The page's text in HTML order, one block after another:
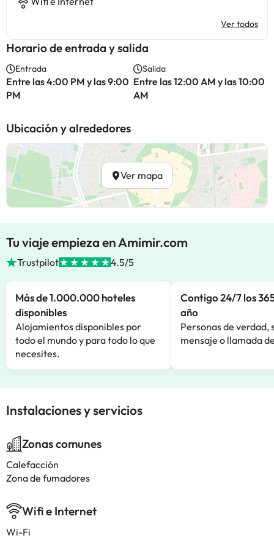
Ver todos
Horario de entrada y salida
Entrada
Entre las 4:00 PM y las 9:00
PM
Salida
Entre las 12:00 AM y las 10:00
AM
Ubicación y alrededores
Ver mapa
Tu viaje empieza en Amimir.com
Trustpilot 4.5/5
Más de 1.000.000 hoteles
disponibles
Alojamientos disponibles por
todo el mundo y para todo lo que
necesites.
Contigo 24/7 los
año
Personas de verdad,
mensaje o llamada
Instalaciones y servicios
Zonas comunes
Calefacción
Zona de fumadores
Wifi e Internet
Wi-Fi